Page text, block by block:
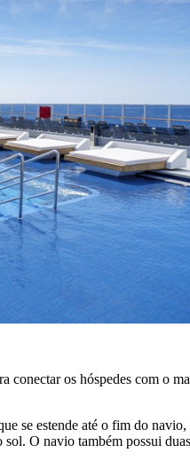
os hóspedes com o
se estende até o fim do
O navio também possui